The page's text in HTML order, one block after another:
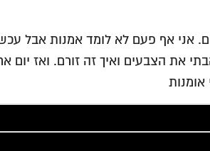
את הצבעים ואיך זה זורם. ואז